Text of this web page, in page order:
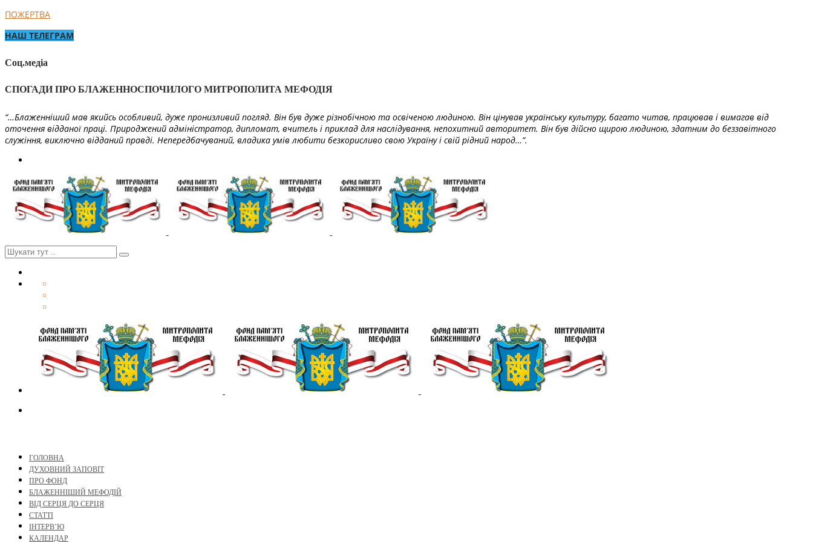
ПОЖЕРТВА
НАШ ТЕЛЕГРАМ
Соц.медіа
СПОГАДИ ПРО БЛАЖЕННОСПОЧИЛОГО МИТРОПОЛИТА МЕФОДІЯ
“…Блаженніший мав якийсь особливий, дуже пронизливий погляд. Він був дуже різнобічною та освіченою людиною. Він цінував українську культуру, багато читав, працював і вимагав від
оточення відданої праці. Природжений адміністратор, дипломат, вчитель і приклад для наслідування, непохитний авторитет. Він був дійсно щирою людиною, здатним до беззавітного
служіння, виключно відданий правді. Непередбачуваний, владика умів любити безкорисливо свою Україну і свій рідний народ…”.
ГОЛОВНА
ДУХОВНИЙ ЗАПОВІТ
ПРО ФОНД
БЛАЖЕННІШИЙ МЕФОДІЙ
ВІД СЕРЦЯ ДО СЕРЦЯ
СТАТТІ
ІНТЕРВ’Ю
КАЛЕНДАР